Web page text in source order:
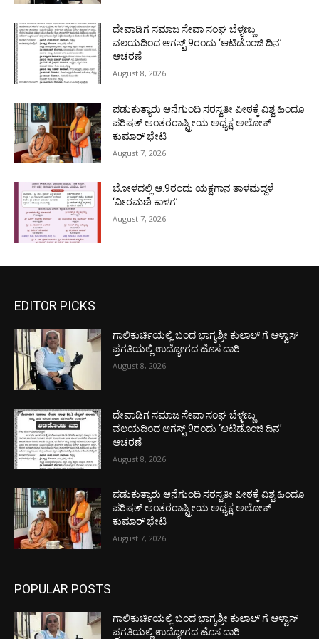
ದೇವಾಡಿಗ ಸಮಾಜ ಸೇವಾ ಸಂಘ ಬೆಳ್ಳಣ್ಣು
ವಲಯದಿಂದ ಆಗಸ್ಟ್ 9ರಂದು ‘ಆಟಿಡೊಂಜಿ ದಿನ’
ಆಚರಣೆ
August 8, 2026
ಪಡುಕುತ್ಯಾರು ಆನೆಗುಂದಿ ಸರಸ್ವತೀ ಪೀಠಕ್ಕೆ ವಿಶ್ವ ಹಿಂದೂ
ಪರಿಷತ್ ಅಂತರರಾಷ್ಟ್ರೀಯ ಅಧ್ಯಕ್ಷ ಅಲೋಕ್
ಕುಮಾರ್ ಭೇಟಿ
August 7, 2026
ಬೋಳದಲ್ಲಿ ಆ.9ರಂದು ಯಕ್ಷಗಾನ ತಾಳಮದ್ದಳೆ
‘ವೀರಮಣಿ ಕಾಳಗ’
August 7, 2026
EDITOR PICKS
ಗಾಲಿಕುರ್ಚಿಯಲ್ಲಿ ಬಂದ ಭಾಗ್ಯಶ್ರೀ ಕುಲಾಲ್ ಗೆ ಆಳ್ವಾಸ್
ಪ್ರಗತಿಯಲ್ಲಿ ಉದ್ಯೋಗದ ಹೊಸ ದಾರಿ
August 8, 2026
ದೇವಾಡಿಗ ಸಮಾಜ ಸೇವಾ ಸಂಘ ಬೆಳ್ಳಣ್ಣು
ವಲಯದಿಂದ ಆಗಸ್ಟ್ 9ರಂದು ‘ಆಟಿಡೊಂಜಿ ದಿನ’
ಆಚರಣೆ
August 8, 2026
ಪಡುಕುತ್ಯಾರು ಆನೆಗುಂದಿ ಸರಸ್ವತೀ ಪೀಠಕ್ಕೆ ವಿಶ್ವ ಹಿಂದೂ
ಪರಿಷತ್ ಅಂತರರಾಷ್ಟ್ರೀಯ ಅಧ್ಯಕ್ಷ ಅಲೋಕ್
ಕುಮಾರ್ ಭೇಟಿ
August 7, 2026
POPULAR POSTS
ಗಾಲಿಕುರ್ಚಿಯಲ್ಲಿ ಬಂದ ಭಾಗ್ಯಶ್ರೀ ಕುಲಾಲ್ ಗೆ ಆಳ್ವಾಸ್
ಪ್ರಗತಿಯಲ್ಲಿ ಉದ್ಯೋಗದ ಹೊಸ ದಾರಿ